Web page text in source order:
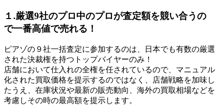
１.厳選9社のプロ中のプロが査定額を競い合うの
で一番高値で売れる！
ピアゾの９社一括査定に参加するのは、日本でも有数の厳選
された決裁権を持つトップバイヤーのみ！
店舗において仕入れの全権を任されているので、マニュアル
化された買取価格を提示するのではなく、店舗戦略を加味し
たうえ、在庫状況や最新の販売動向、海外の買取相場などを
考慮しその時の最高額を提示します。